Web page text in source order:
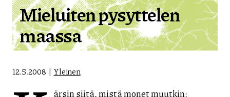
Mieluiten pysyttelen
maassa
12.5.2008 Yleinen
ärsin siitä, mistä monet muutkin: